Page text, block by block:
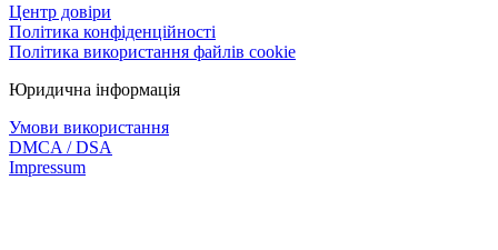
Центр довіри
Політика конфіденційності
Політика використання файлів cookie
Юридична інформація
Умови використання
DMCA / DSA
Impressum